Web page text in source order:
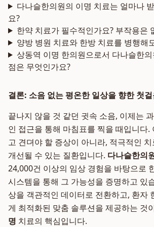
다나슬한의원의 이명 치료는 얼마나
요?
한약 치료가 필수적인가요? 부작용은
양방 병원 치료와 한방 치료를 병행해
상동역 이명 한의원으로서 다나슬한
점은 무엇인가요?
결론: 소음 없는 평온한 일상을 향한 첫
끝나지 않을 것 같던 귓속 소음, 이제는
인 접근을 통해 마침표를 찍을 때입니다.
고 견뎌야 할 증상이 아니라, 적극적인
개선될 수 있는 질환입니다. 다나슬한의
24,000건 이상의 임상 경험을 바탕으로
시스템을 통해 그 가능성을 증명하고 있
상을 객관적인 데이터로 전환하고, 환자
게 최적화된 맞춤 솔루션을 제공하는 것
명 치료의 핵심입니다.